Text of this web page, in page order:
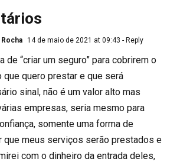
14 de maio de 2021 at 09:43 - Reply
de “criar um seguro” para cobrirem o
que quero prestar e que será
sinal, não é um valor alto mas
empresas, seria mesmo para
somente uma forma de
que meus serviços serão prestados e
com o dinheiro da entrada deles,